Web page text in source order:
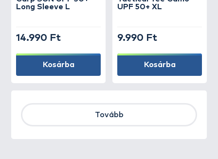
Long Sleeve L
14.990 Ft
Kosárba
UPF 50+ XL
9.990 Ft
Kosárba
Tovább